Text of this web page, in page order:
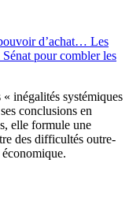
d’achat… Les
pour combler les
inégalités systémiques
conclusions en
elle formule une
des difficultés outre-